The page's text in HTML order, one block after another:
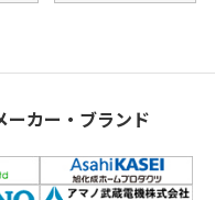
ーカー・ブランド